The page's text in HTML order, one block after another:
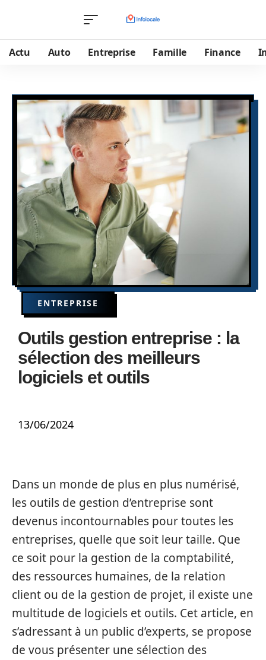
Actu Auto Entreprise Famille Finance
ENTREPRISE
Outils gestion entreprise : la
sélection des meilleurs
logiciels et outils
13/06/2024
Dans un monde de plus en plus numérisé,
les outils de gestion d’entreprise sont
devenus incontournables pour toutes les
entreprises, quelle que soit leur taille. Que
ce soit pour la gestion de la comptabilité,
des ressources humaines, de la relation
client ou de la gestion de projet, il existe une
multitude de logiciels et outils. Cet article, en
s’adressant à un public d’experts, se propose
de vous présenter une sélection des